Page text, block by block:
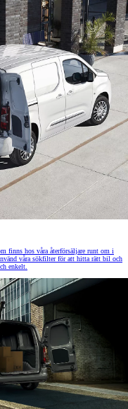
finns hos våra återförsäljare runt om i
våra sökfilter för att hitta rätt bil och
enkelt.